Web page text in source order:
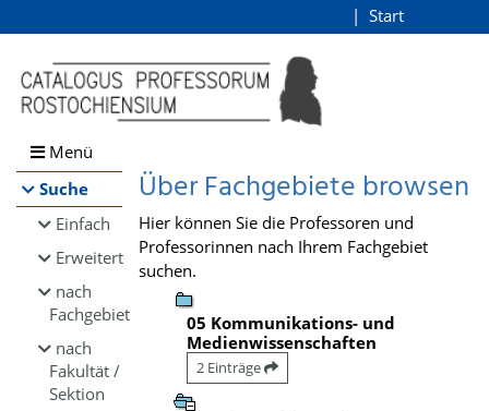
Browsen
direkt zum Inhalt
Start
Menü
Suche
Einfach
Erweitert
nach
Fachgebiet
nach
Fakultät /
Sektion
Über Fachgebiete browsen
Hier können Sie die Professoren und
Professorinnen nach Ihrem Fachgebiet
suchen.
05 Kommunikations- und
Medienwissenschaften
2 Einträge